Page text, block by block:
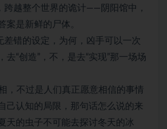
跨越整个世界的诡计——阴阳馆中，
案是新鲜的尸体。
差错的设定，为何，凶手可以一次
去“创造”，不，是去“实现”那一场场
，不过是人们真正愿意相信的事情
己认知的局限，那句话怎么说的来
天的虫子不可能去探讨冬天的冰